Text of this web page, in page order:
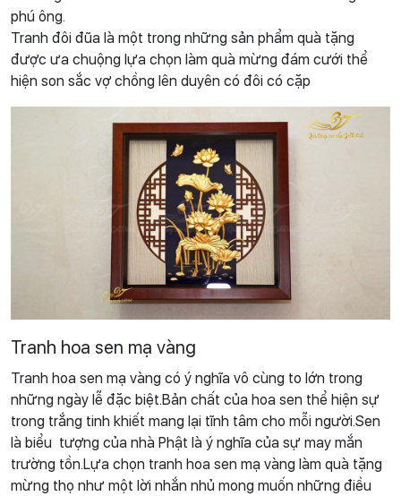
phú ông.
Tranh đôi đũa là một trong những sản phẩm quà tặng
được ưa chuộng lựa chọn làm quà mừng đám cưới thể
hiện son sắc vợ chồng lên duyên có đôi có cặp
Tranh hoa sen mạ vàng
Tranh hoa sen mạ vàng có ý nghĩa vô cùng to lớn trong
những ngày lễ đặc biệt.Bản chất của hoa sen thể hiện sự
trong trắng tinh khiết mang lại tĩnh tâm cho mỗi người.Sen
là biểu tượng của nhà Phật là ý nghĩa của sự may mắn
trường tồn.Lựa chọn tranh hoa sen mạ vàng làm quà tặng
mừng thọ như một lời nhắn nhủ mong muốn những điều